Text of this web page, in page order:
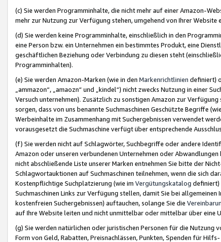
(c) Sie werden Programminhalte, die nicht mehr auf einer Amazon-
mehr zur Nutzung zur Verfügung stehen, umgehend von Ihrer
(d) Sie werden keine Programminhalte, einschließlich in den
eine Person bzw. ein Unternehmen ein bestimmtes Produkt, eine
geschäftlichen Beziehung oder Verbindung zu diesen steht
Programminhalten).
(e) Sie werden Amazon-Marken (wie in den Markenrichtlinien definiert)
„ammazon“, „amaozn“ und „kindel“) nicht zwecks Nutzung in einer
Versuch unternehmen). Zusätzlich zu sonstigen Amazon zur
sorgen, dass von uns benannte Suchmaschinen Geschützte Begriffe
Werbeinhalte im Zusammenhang mit Suchergebnissen verwendet
vorausgesetzt die Suchmaschine verfügt über entsprechende
(f) Sie werden nicht auf Schlagwörter, Suchbegriffe oder andere
Amazon oder unseren verbundenen Unternehmen oder
nicht abschließende Liste unserer Marken entnehmen Sie bitte der
Schlagwortauktionen auf Suchmaschinen teilnehmen, wenn die sich
Kostenpflichtige Suchplatzierung (wie im Vergütungskatalog definiert)
Suchmaschinen Links zur Verfügung stellen, damit Sie bei
kostenfreien Suchergebnissen) auftauchen, solange Sie die
auf Ihre Website leiten und nicht unmittelbar oder mittelbar über eine
(g) Sie werden natürlichen oder juristischen Personen für die Nutzung
Form von Geld, Rabatten, Preisnachlässen, Punkten, Spenden für